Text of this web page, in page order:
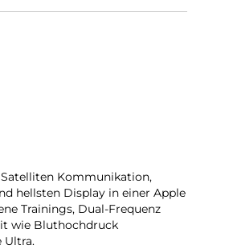
Kommunikation,
hellsten Display in einer Apple
Trainings, Dual-Frequenz
wie Bluthochdruck
Ultra.